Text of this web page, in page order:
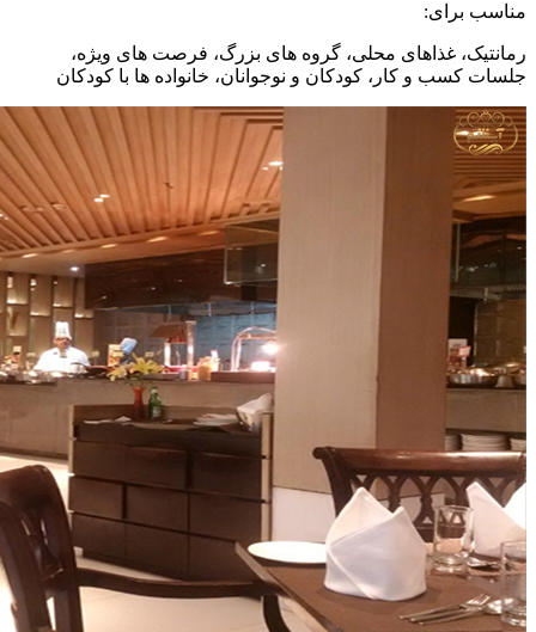
مناسب برای:
رمانتیک، غذاهای محلی، گروه های بزرگ، فرصت های ویژه،
جلسات کسب و کار، کودکان و نوجوانان، خانواده ها با کودکان